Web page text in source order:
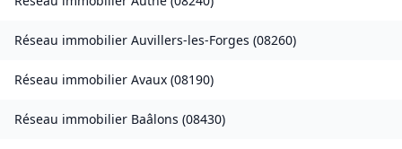
Réseau immobilier Auvillers-les-Forges (08260)
Réseau immobilier Avaux (08190)
Réseau immobilier Baâlons (08430)